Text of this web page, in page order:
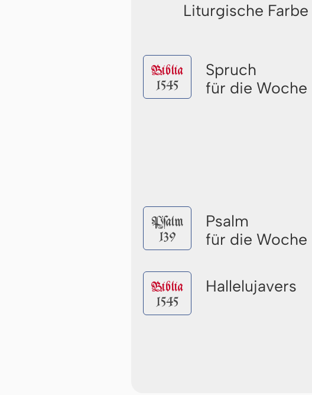
Liturgische Farbe
Biblia
1545
Spruch
für die Woche
Pſalm
139
Psalm
für die Woche
Biblia
1545
Hallelujavers